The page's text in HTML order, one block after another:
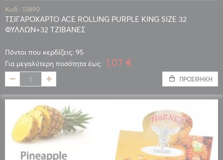
Κωδ.: 13890
ΤΣΙΓΑΡΟΧΑΡΤΟ ACE ROLLING PURPLE KING SIZE 32
ΦΥΛΛΩΝ+32 ΤΖΙΒΑΝΕΣ
Πόντοι που κερδίζεις: 95
Για μεγαλύτερη ποσότητα έως: 1,07 €
ΠΡΟΣΘΉΚΗ